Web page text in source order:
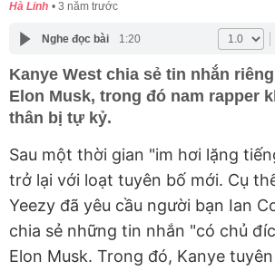
Hà Linh 3 năm trước
Nghe đọc bài 1:20
Kanye West chia sẻ tin nhắn
Elon Musk, trong đó nam rapper
thân bị tự kỷ.
Sau một thời gian "im hơi lặng
trở lại với loạt tuyên bố mới. Cụ
Yeezy đã yêu cầu người bạn Ian
chia sẻ những tin nhắn "có chủ
Elon Musk. Trong đó, Kanye